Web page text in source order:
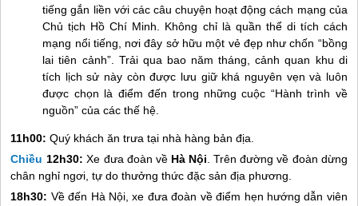
tiếng gắn liền với các câu chuyện hoạt động cách mạng của
Chủ tịch Hồ Chí Minh. Không chỉ là quần thể di tích cách
mạng nổi tiếng, nơi đây sở hữu một vẻ đẹp như chốn “bồng
lai tiên cảnh”. Trải qua bao năm tháng, cảnh quan khu di
tích lịch sử này còn được lưu giữ khá nguyên vẹn và luôn
được chọn là điểm đến trong những cuộc “Hành trình về
nguồn” của các thế hệ.
11h00: Quý khách ăn trưa tại nhà hàng bản địa.
Chiều 12h30: Xe đưa đoàn về Hà Nội . Trên đường về đoàn dừng
chân nghỉ ngơi, tự do thưởng thức đặc sản địa phương.
18h30: Về đến Hà Nội, xe đưa đoàn về điểm hẹn hướng dẫn viên